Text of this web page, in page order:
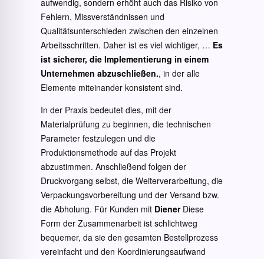
aufwendig, sondern erhöht auch das Risiko von
Fehlern, Missverständnissen und
Qualitätsunterschieden zwischen den einzelnen
Arbeitsschritten. Daher ist es viel wichtiger, … Es
ist sicherer, die Implementierung in einem
Unternehmen abzuschließen., in der alle
Elemente miteinander konsistent sind.
In der Praxis bedeutet dies, mit der
Materialprüfung zu beginnen, die technischen
Parameter festzulegen und die
Produktionsmethode auf das Projekt
abzustimmen. Anschließend folgen der
Druckvorgang selbst, die Weiterverarbeitung, die
Verpackungsvorbereitung und der Versand bzw.
die Abholung. Für Kunden mit DienerDiese
Form der Zusammenarbeit ist schlichtweg
bequemer, da sie den gesamten Bestellprozess
vereinfacht und den Koordinierungsaufwand